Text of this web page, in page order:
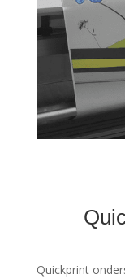
Quickprint